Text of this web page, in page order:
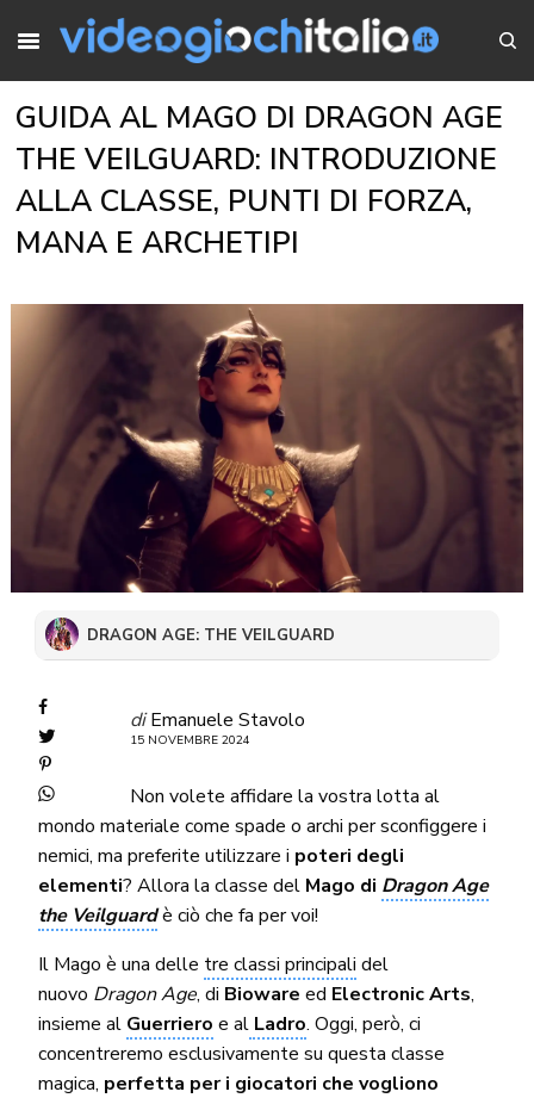
GUIDA AL MAGO DI DRAGON AGE
THE VEILGUARD: INTRODUZIONE
ALLA CLASSE, PUNTI DI FORZA,
MANA E ARCHETIPI
DRAGON AGE: THE VEILGUARD
di Emanuele Stavolo
15 NOVEMBRE 2024
Non volete affidare la vostra lotta al
mondo materiale come spade o archi per sconfiggere i
nemici, ma preferite utilizzare i poteri degli
elementi? Allora la classe del Mago di Dragon Age
the Veilguardè ciò che fa per voi!
Il Mago è una delle tre classi principali del
nuovo Dragon Age, di Bioware ed Electronic Arts,
insieme al Guerriero e al Ladro. Oggi, però, ci
concentreremo esclusivamente su questa classe
magica, perfetta per i giocatori che vogliono